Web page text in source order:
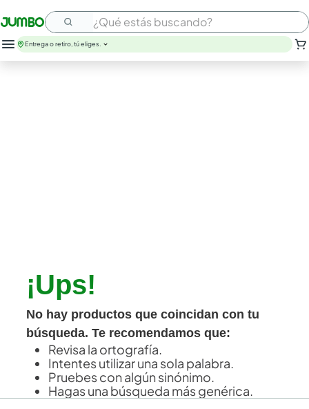
¿Qué estás buscando?
Entrega o retiro, tú eliges.
¡Ups!
No hay productos que coincidan con tu
búsqueda. Te recomendamos que:
Revisa la ortografía.
Intentes utilizar una sola palabra.
Pruebes con algún sinónimo.
Hagas una búsqueda más genérica.